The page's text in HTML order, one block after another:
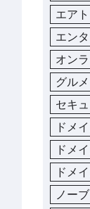
エアト
エン
オン
グルメ
セキ
ドメ
ドメ
ドメ
ノー